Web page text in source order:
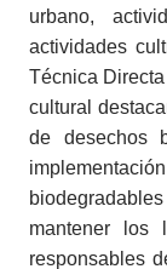
urbano,
actividades
Técnica
cultural
de desechos
mantener los
responsables